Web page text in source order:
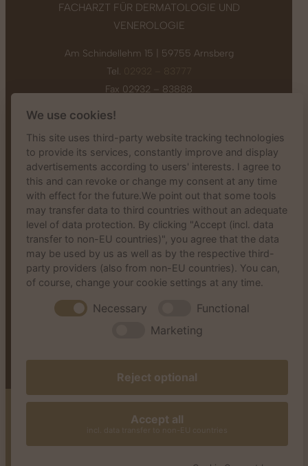
FACHARZT FÜR DERMATOLOGIE UND
VENEROLOGIE
Am Schindellehm 15 | 59755 Arnsberg
Tel.
02932 – 83777
Fax 02932 – 83888
START
PRAXIS
LEISTUNGEN
KOSMETISCHE MEDIZIN
KARRIERE
FÜR ÜBERWEISER
KONTAKT
DATENSCHUTZ
We use cookies!
This site uses third-party website tracking technologies
to provide its services, constantly improve and display
advertisements according to users' interests. I agree to
this and can revoke or change my consent at any time
with effect for the future.We point out that some tools
may transfer data to third countries without an adequate
level of data protection. By clicking "Accept (incl. data
transfer to non-EU countries)", you agree that the data
may be used by us as well as by the respective third-
party providers (also from non-EU countries). You can,
of course, change your cookie settings at any time.
Necessary
Functional
Marketing
Reject optional
Accept all